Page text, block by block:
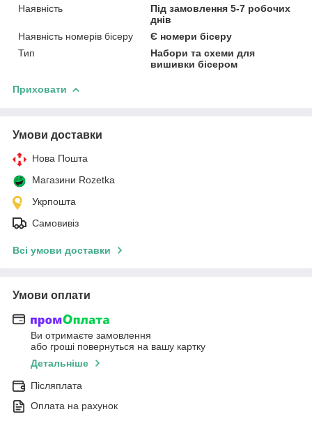
Наявність
Під замовлення 5-7 робочих
днів
Наявність номерів бісеру
Є номери бісеру
Тип
Набори та схеми для
вишивки бісером
Приховати
Умови доставки
Нова Пошта
Магазини Rozetka
Укрпошта
Самовивіз
Всі умови доставки
Умови оплати
Ви отримаєте замовлення
або гроші повернуться на вашу картку
Детальніше
Післяплата
Оплата на рахунок